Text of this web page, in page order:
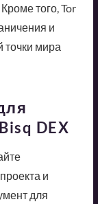
того, Tor
и
точки мира
DEX
и
для